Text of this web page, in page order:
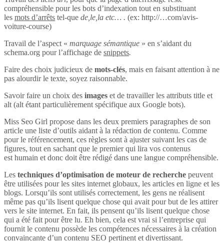
compréhensible pour les bots d’indexation tout en substituant
les mots d’arrêts tel-que de,le,la etc… . (ex: http://…com/avis-
voiture-course)
Travail de l’aspect « marquage sémantique » en s’aidant du
schema.org pour l’affichage de snippets.
Faire des choix judicieux de mots-clés, mais en faisant attention à ne
pas alourdir le texte, soyez raisonnable.
Savoir faire un choix des images et de travailler les attributs title et
alt (alt étant particulièrement spécifique aux Google bots).
Miss Seo Girl propose dans les deux premiers paragraphes de son
article une liste d’outils aidant à la rédaction de contenu. Comme
pour le référencement, ces règles sont à ajuster suivant les cas de
figures, tout en sachant que le premier qui lira vos contenus
est humain et donc doit être rédigé dans une langue compréhensible.
Les techniques d’optimisation de moteur de recherche peuvent
être utilisées pour les sites internet globaux, les articles en ligne et les
blogs. Lorsqu’ils sont utilisés correctement, les gens ne réalisent
même pas qu’ils lisent quelque chose qui avait pour but de les attirer
vers le site internet. En fait, ils pensent qu’ils lisent quelque chose
qui a été fait pour être lu. Eh bien, cela est vrai si l’entreprise qui
fournit le contenu possède les compétences nécessaires à la création
convaincante d’un contenu SEO pertinent et divertissant.